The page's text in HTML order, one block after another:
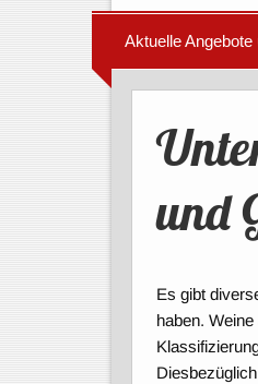
Aktuelle
und
Es gibt
haben.